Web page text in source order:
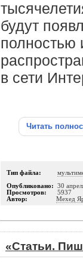
будут
полностью
в сети
Читать
Тип файла:
Опубликовано: 30
Просмотров: 5937
Автор: Мехед
«Статьи.